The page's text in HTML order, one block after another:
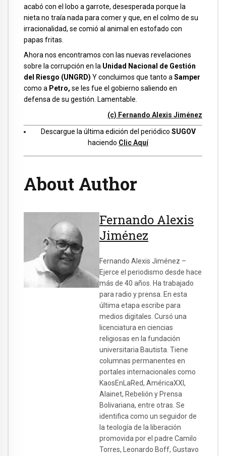
acabó con el lobo a garrote, desesperada porque la
nieta no traía nada para comer y que, en el colmo de su
irracionalidad, se comió al animal en estofado con
papas fritas.
Ahora nos encontramos con las nuevas revelaciones
sobre la corrupción en la Unidad Nacional de Gestión
del Riesgo (UNGRD) Y concluimos que tanto aSamper
como a Petro, se les fue el gobierno saliendo en
defensa de su gestión. Lamentable.
(c) Fernando Alexis Jiménez
Descargue la última edición del periódico SUGOV
haciendo Clic Aquí
About Author
Fernando Alexis
Jiménez
Fernando Alexis Jiménez –
Ejerce el periodismo desde hace
más de 40 años. Ha trabajado
para radio y prensa. En esta
última etapa escribe para
medios digitales. Cursó una
licenciatura en ciencias
religiosas en la fundación
universitaria Bautista. Tiene
columnas permanentes en
portales internacionales como
KaosEnLaRed, AméricaXXI,
Alainet, Rebelión y Prensa
Bolivariana, entre otras. Se
identifica como un seguidor de
la teología de la liberación
promovida por el padre Camilo
Torres, Leonardo Boff, Gustavo